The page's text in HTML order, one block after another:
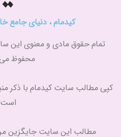
کیدمام ، دنیای جامع
محفوظ می
کپی مطالب سایت کیدمام با ذکر
است.
مطالب این سایت جایگزین